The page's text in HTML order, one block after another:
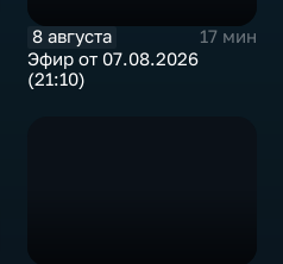
8 августа
17 мин
Эфир от 07.08.2026
(21:10)